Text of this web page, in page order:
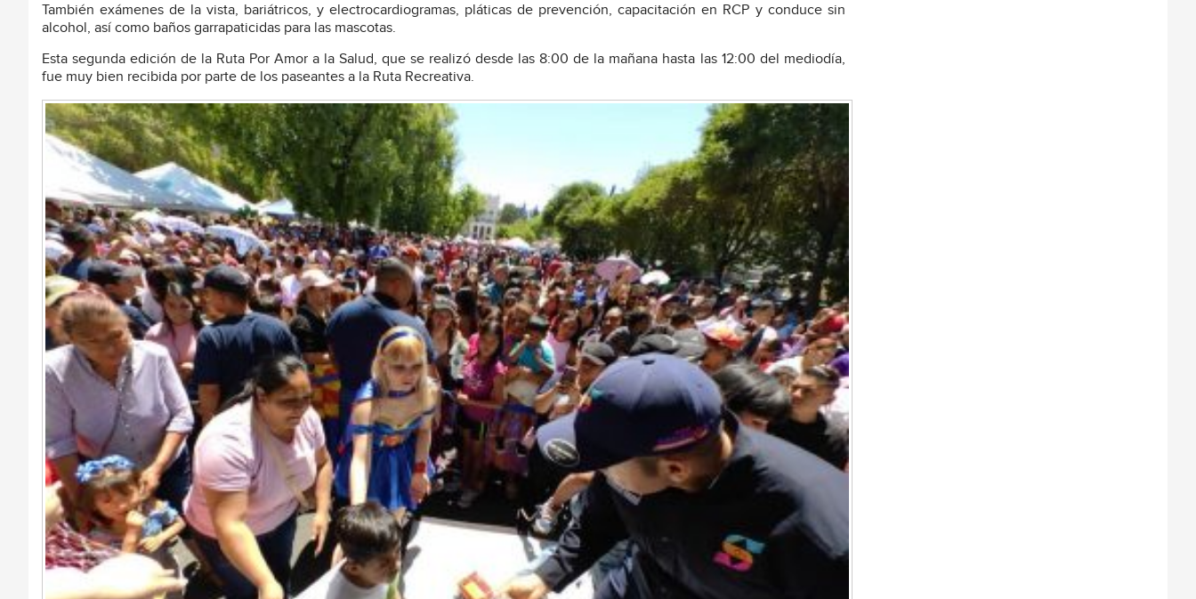
También exámenes de la vista, bariátricos, y electrocardiogramas, pláticas de prevención, capacitación en RCP y conduce sin
alcohol, así como baños garrapaticidas para las mascotas.
Esta segunda edición de la Ruta Por Amor a la Salud, que se realizó desde las 8:00 de la mañana hasta las 12:00 del mediodía,
fue muy bien recibida por parte de los paseantes a la Ruta Recreativa.